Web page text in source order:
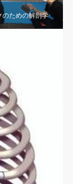
のための解剖学